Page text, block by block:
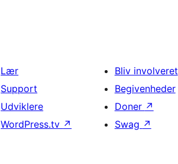
Lær
Support
Udviklere
WordPress.tv ↗
Bliv involveret
Begivenheder
Doner ↗
Swag ↗